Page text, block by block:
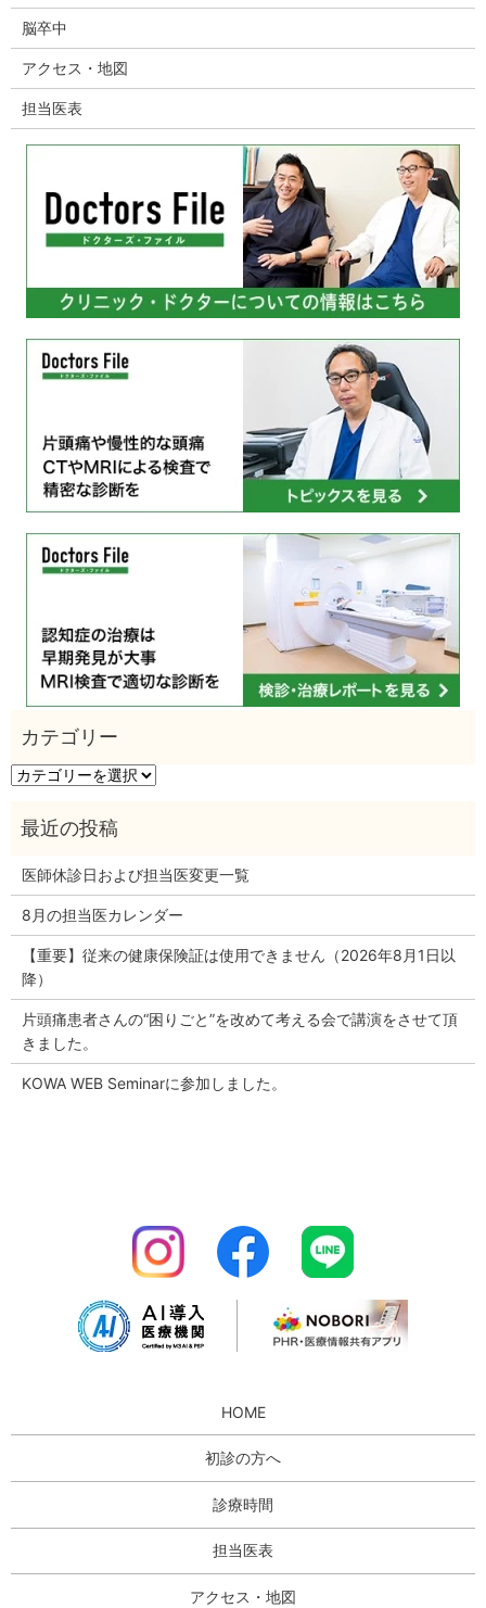
脳卒中
アクセス・地図
担当医表
カ
ゴ
リ
医師休診日および担当医変更一覧
8月の担当医カレンダー
【重要】従来の健康保険証は使用できません（2026年8月1日以
降）
片頭痛患者さんの“困りごと”を改めて考える会で講演をさせて頂
きました。
KOWA WEB Seminarに参加しました。
HOME
初診の方へ
診療時間
担当医表
アクセス・地図